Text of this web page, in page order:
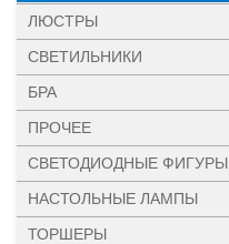
ЛЮСТРЫ
СВЕТИЛЬНИКИ
БРА
ПРОЧЕЕ
СВЕТОДИОДНЫЕ ФИГУРЫ
НАСТОЛЬНЫЕ ЛАМПЫ
ТОРШЕРЫ